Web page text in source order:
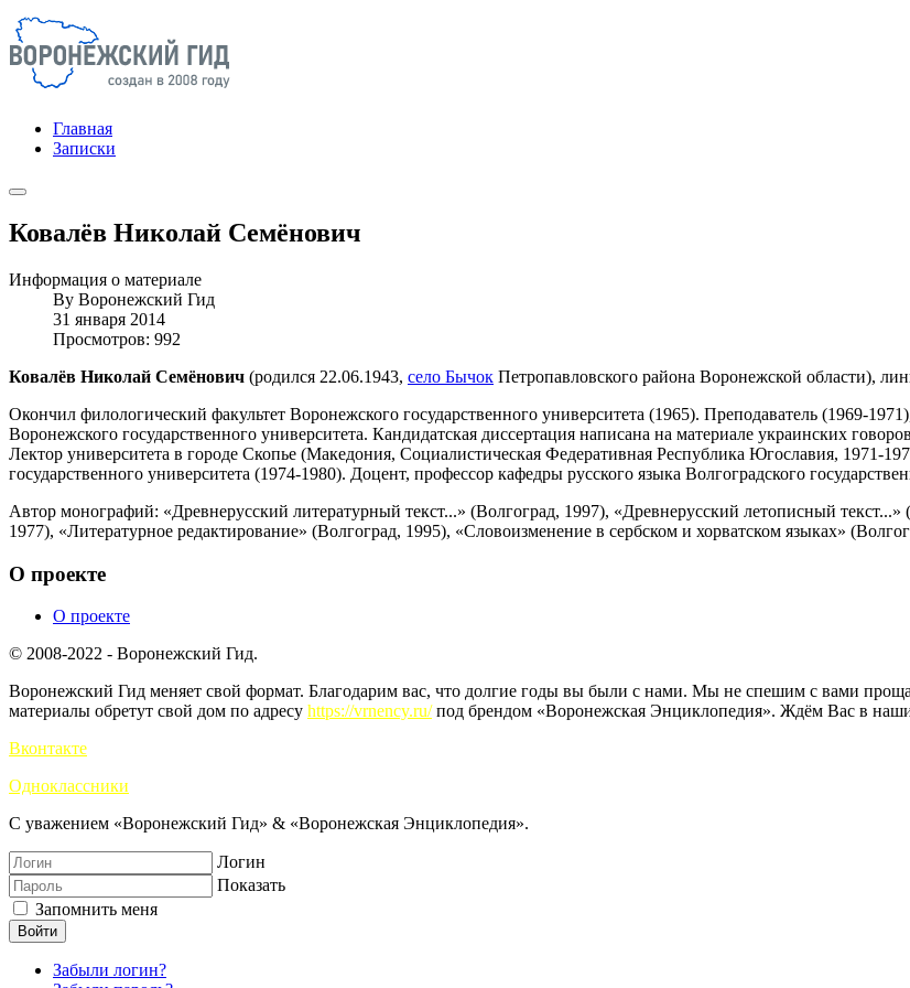
Главная
Записки
Ковалёв Николай Семёнович
Информация о материале
By Воронежский Гид
31 января 2014
Просмотров: 992
Ковалёв Николай Семёнович (родился 22.06.1943, село Бычок Петропавловского района Воронежской области),
Окончил филологический факультет Воронежского государственного университета (1965). Преподаватель (1969-
Воронежского государственного университета. Кандидатская диссертация написана на материале украинских
Лектор университета в городе Скопье (Македония, Социалистическая Федеративная Республика Югославия, 1971-
государственного университета (1974-1980). Доцент, профессор кафедры русского языка Волгоградского
Автор монографий: «Древнерусский литературный текст...» (Волгоград, 1997), «Древнерусский летописный
1977), «Литературное редактирование» (Волгоград, 1995), «Словоизменение в сербском и хорватском языках»
О проекте
О проекте
© 2008-2022 - Воронежский Гид.
Воронежский Гид меняет свой формат. Благодарим вас, что долгие годы вы были с нами. Мы не спешим с вами
материалы обретут свой дом по адресу https://vrnency.ru/под брендом «Воронежская Энциклопедия». Ждём Вас в
Вконтакте
Одноклассники
С уважением «Воронежский Гид» & «Воронежская Энциклопедия».
Логин
Показать
Запомнить меня
Войти
Забыли логин?